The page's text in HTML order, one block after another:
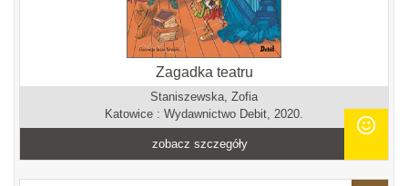
Zagadka teatru
Staniszewska, Zofia
Katowice : Wydawnictwo Debit, 2020.
zobacz szczegóły